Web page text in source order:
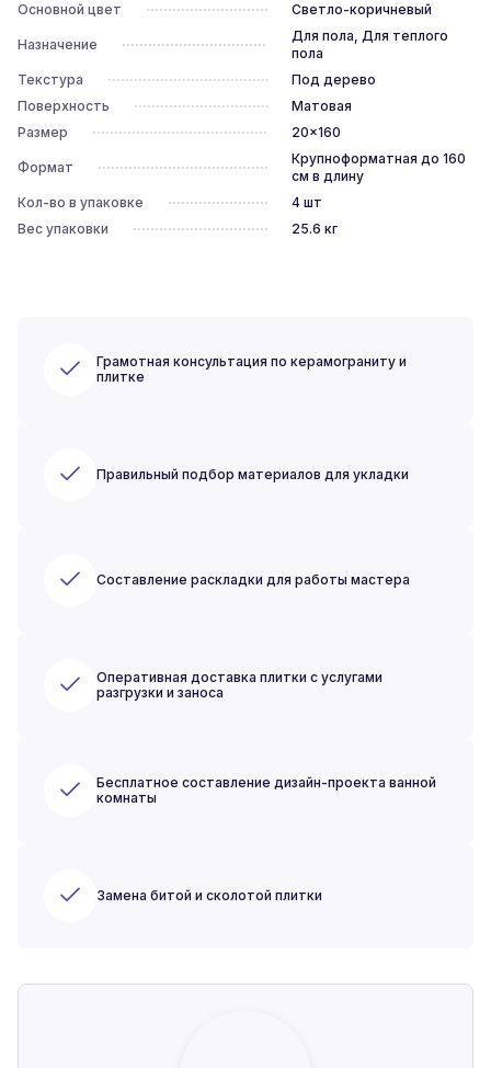
Основной цвет
Светло-коричневый
Назначение
Для пола, Для теплого
пола
Текстура
Под дерево
Поверхность
Матовая
Размер
20x160
Формат
Крупноформатная до 160
см в длину
Кол-во в упаковке
4шт
Вес упаковки
25.6 кг
Грамотная консультация по керамограниту и
плитке
Правильный подбор материалов для укладки
Составление раскладки для работы мастера
Оперативная доставка плитки с услугами
разгрузки и заноса
Бесплатное составление дизайн-проекта ванной
комнаты
Замена битой и сколотой плитки